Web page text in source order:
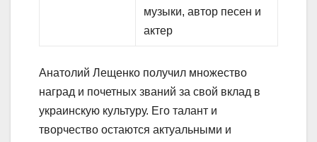
музыки, автор песен и
актер
Анатолий Лещенко получил множество
наград и почетных званий за свой вклад в
украинскую культуру. Его талант и
творчество остаются актуальными и